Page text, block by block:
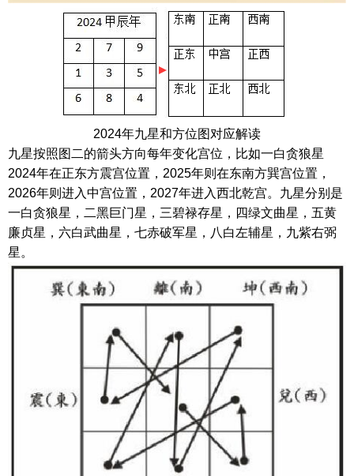
2024年九星和方位图对应解读
九星按照图二的箭头方向每年变化宫位，比如一白贪狼星
2024年在正东方震宫位置，2025年则在东南方巽宫位置，
2026年则进入中宫位置，2027年进入西北乾宫。九星分别是
一白贪狼星，二黑巨门星，三碧禄存星，四绿文曲星，五黄
廉贞星，六白武曲星，七赤破军星，八白左辅星，九紫右弼
星。